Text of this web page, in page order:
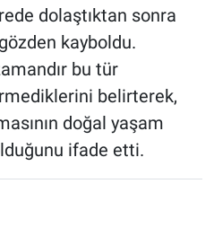
dolaştıktan sonra
kayboldu.
bu tür
belirterek,
doğal yaşam
ifade etti.